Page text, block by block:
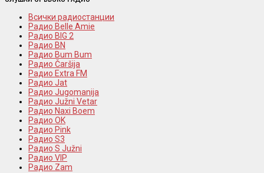
Всички радиостанции
Радио Belle Amie
Радио BIG 2
Радио BN
Радио Bum Bum
Радио Čaršija
Радио Extra FM
Радио Jat
Радио Jugomanija
Радио Južni Vetar
Радио Naxi Boem
Радио OK
Радио Pink
Радио S3
Радио S Južni
Радио VIP
Радио Zam